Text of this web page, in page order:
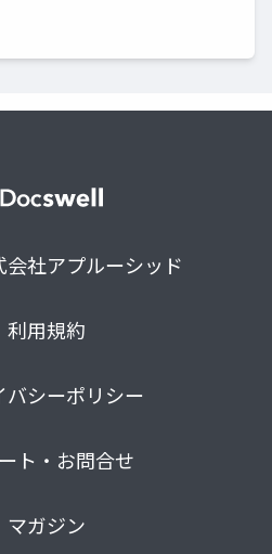
社アプルーシッド
利用規約
バシーポリシー
ト・お問合せ
マガジン